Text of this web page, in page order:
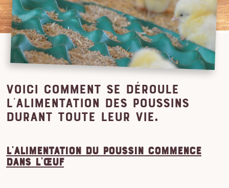
Voici comment se déroule
l'alimentation des poussins
durant toute leur vie.
L'alimentation du poussin commence
dans l'œuf